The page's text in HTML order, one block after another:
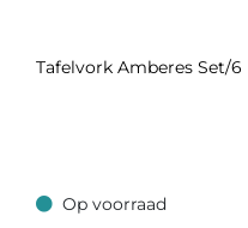
Tafelvork Amberes Set/6
Op voorraad
Op voorraad